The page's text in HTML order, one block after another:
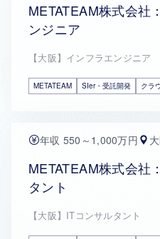
METATEAM株式会社
ンジニア
【大阪】インフラエンジニア
METATEAM SIer・受託開発 クラ
年収 550～1,000万円
METATEAM株式会社
タント
【大阪】ITコンサルタント